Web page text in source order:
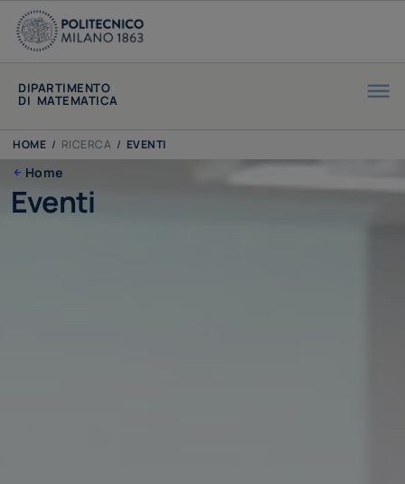
DIPARTIMENTO
DI MATEMATICA
HOME / RICERCA / EVENTI
Home
Eventi